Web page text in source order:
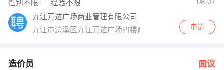
性别不限 经验不限
08-07
九江万达广场商业管理有限公司
九江市濂溪区九江万达广场四楼商管办公室
申请
造价员 面议